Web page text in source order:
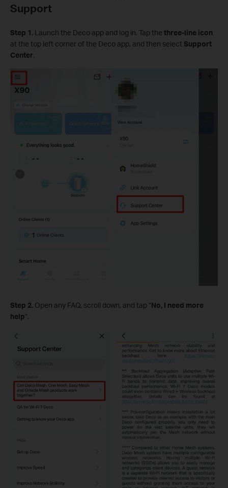
Support
Step 1. Launch the Deco app and log in. Tap the three-line icon
at the top left corner of the Deco app, and then select Support
Center.
Step 2. Open any FAQ, scroll down, and tap “No, I need more
help”.